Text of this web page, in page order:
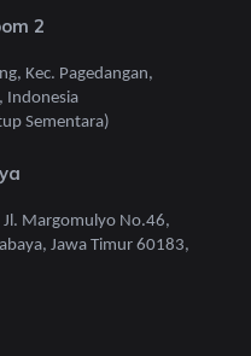
2
Kec. Pagedangan,
Indonesia
Sementara)
Jl. Margomulyo No.46,
Jawa Timur 60183,